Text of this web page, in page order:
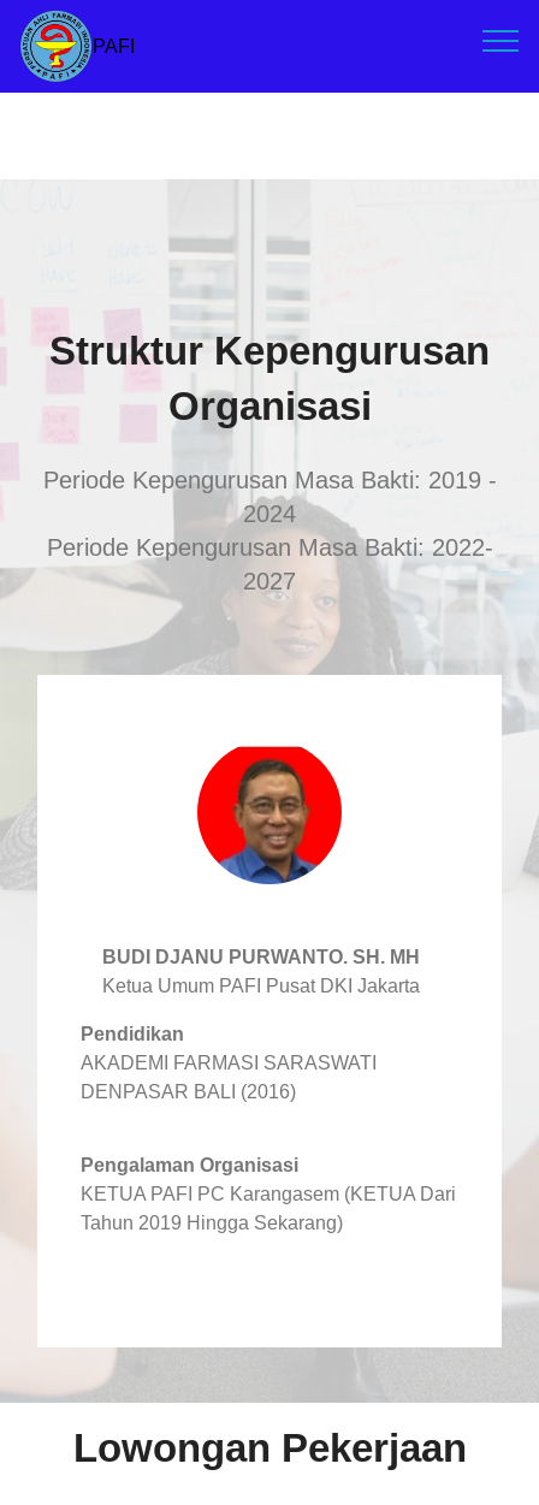
PAFI
Struktur Kepengurusan
Organisasi
Periode Kepengurusan Masa Bakti: 2019 -
2024
Periode Kepengurusan Masa Bakti: 2022-
2027
BUDI DJANU PURWANTO. SH. MH
Ketua Umum PAFI Pusat DKI Jakarta
Pendidikan
AKADEMI FARMASI SARASWATI
DENPASAR BALI (2016)
Pengalaman Organisasi
KETUA PAFI PC Karangasem (KETUA Dari
Tahun 2019 Hingga Sekarang)
Lowongan Pekerjaan